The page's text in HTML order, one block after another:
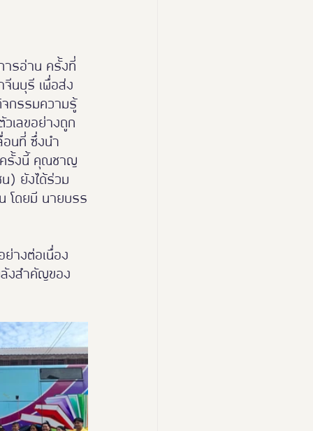
ารอ่าน ครั้งที่
จีนบุรี เพื่อส่ง
จกรรมความรู้
เลขอย่างถูก
นที่ ซึ่งนำ
ครั้งนี้ คุณชาญ
) ยังได้ร่วม
โดยมี นายบรร
ย่างต่อเนื่อง
ลังสำคัญของ